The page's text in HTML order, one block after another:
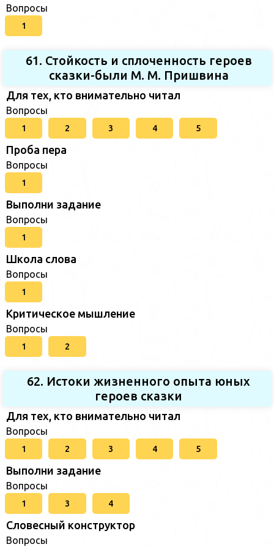
Вопросы
1
61. Стойкость и сплоченность героев
сказки-были М. М. Пришвина
Для тех, кто внимательно читал
Вопросы
1 2 3 4 5
Проба пера
Вопросы
1
Выполни задание
Вопросы
1
Школа слова
Вопросы
1
Критическое мышление
Вопросы
1 2
62. Истоки жизненного опыта юных
героев сказки
Для тех, кто внимательно читал
Вопросы
1 2 3 4 5
Выполни задание
Вопросы
1 3 4
Словесный конструктор
Вопросы